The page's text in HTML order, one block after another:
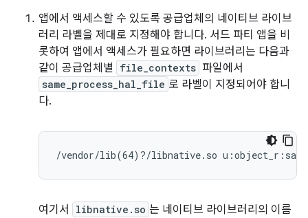
앱에서 액세스할 수 있도록 공급업체의 네이티브 라이브
러리 라벨을 제대로 지정해야 합니다. 서드 파티 앱을 비
롯하여 앱에서 액세스가 필요하면 라이브러리는 다음과
같이 공급업체별
file_contexts 파일에서
same_process_hal_file 로 라벨이 지정되어야 합니
다.
/vendor/lib(64)?/libnative.so
여기서 libnative.so 는 네이티브 라이브러리의 이름